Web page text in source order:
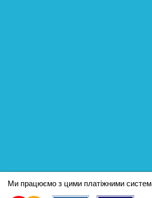
Ми працюємо з цими платіжними